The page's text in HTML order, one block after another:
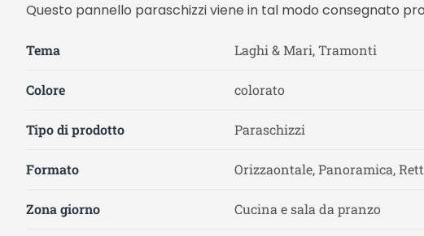
Questo pannello paraschizzi viene in tal modo consegnato
Tema Laghi & Mari, Tramonti
Colore colorato
Tipo di prodotto Paraschizzi
Formato Orizzaontale, Panoramica,
Zona giorno Cucina e sala da pranzo